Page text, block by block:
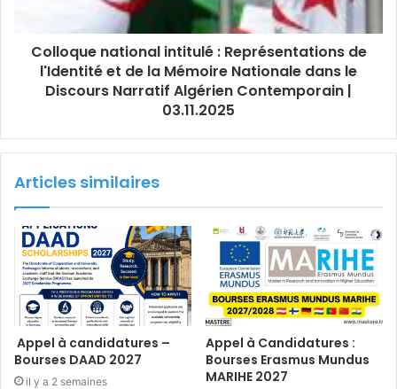
Colloque national intitulé : Représentations de
l'Identité et de la Mémoire Nationale dans le
Discours Narratif Algérien Contemporain |
03.11.2025
Articles similaires
Appel à candidatures –
Bourses DAAD 2027
il y a 2 semaines
Appel à Candidatures :
Bourses Erasmus Mundus
MARIHE 2027